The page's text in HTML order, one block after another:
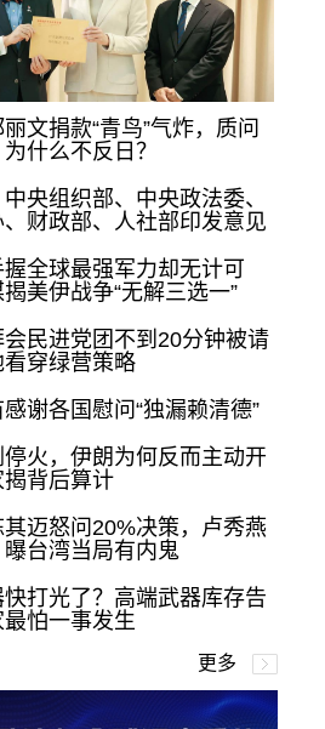
文捐款“青鸟”气炸，质问
什么不反日？
央组织部、中央政法委、
财政部、人社部印发意见
全球最强军力却无计可
美伊战争“无解三选一”
民进党团不到20分钟被请
穿绿营策略
谢各国慰问“独漏赖清德”
火，伊朗为何反而主动开
背后算计
迈怒问20%决策，卢秀燕
台湾当局有内鬼
打光了？高端武器库存告
怕一事发生
更多